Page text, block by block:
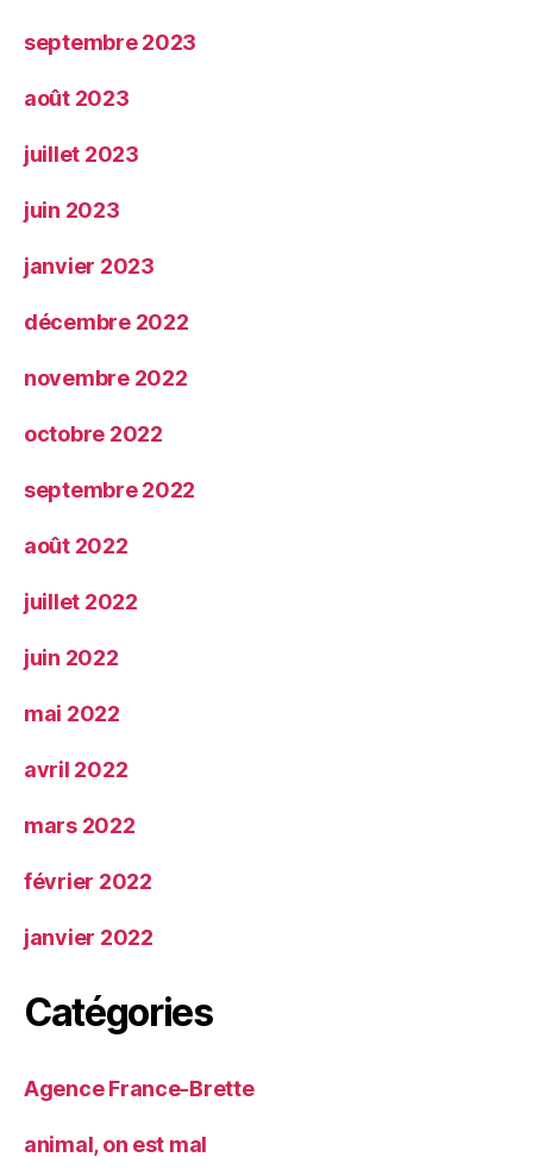
septembre 2023
août 2023
juillet 2023
juin 2023
janvier 2023
décembre 2022
novembre 2022
octobre 2022
septembre 2022
août 2022
juillet 2022
juin 2022
mai 2022
avril 2022
mars 2022
février 2022
janvier 2022
Catégories
Agence France-Brette
animal, on est mal